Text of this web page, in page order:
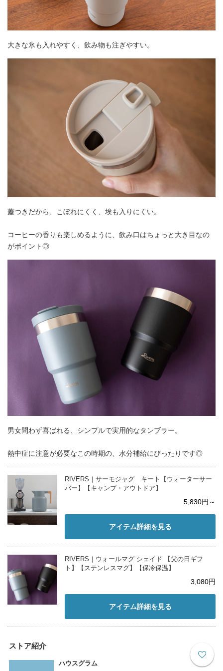
大きな氷も入れやすく、飲み物も注ぎやすい。
蓋つきだから、こぼれにくく、埃も入りにくい。
コーヒーの香りも楽しめるように、飲み口はちょっと大き目なの
がポイント◎
男女問わず喜ばれる、シンプルで実用的なタンブラー。
熱中症に注意が必要なこの時期の、水分補給にぴったりです◎
RIVERS｜サーモジャグ キート【ウォーターサー
バー】【キャンプ・アウトドア】
5,830円～
アイテム詳細を見る
RIVERS｜ウォールマグ シェイド 【父の日ギフ
ト】【ステンレスマグ】【保冷保温】
3,080円
アイテム詳細を見る
ストア紹介
ハウスグラム